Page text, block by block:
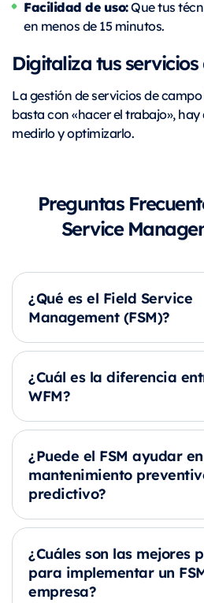
Facilidad de uso:Que tus
en menos de 15 minutos.
Digitaliza tus
La gestión de servicios de
basta con «hacer el trabajo»,
medirlo y optimizarlo.
Preguntas
Service
¿Qué es el Field Service
Management (FSM)?
¿Cuál es la diferencia
WFM?
¿Puede el FSM ayudar
mantenimiento
predictivo?
¿Cuáles son las mejores
para implementar un
empresa?